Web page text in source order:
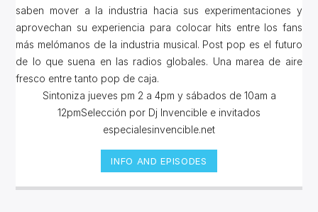
saben mover a la industria hacia sus experimentaciones y
aprovechan su experiencia para colocar hits entre los fans
más melómanos de la industria musical. Post pop es el futuro
de lo que suena en las radios globales. Una marea de aire
fresco entre tanto pop de caja.
Sintoniza jueves pm 2 a 4pm y sábados de 10am a
12pmSelección por Dj Invencible e invitados
especialesinvencible.net
INFO AND EPISODES